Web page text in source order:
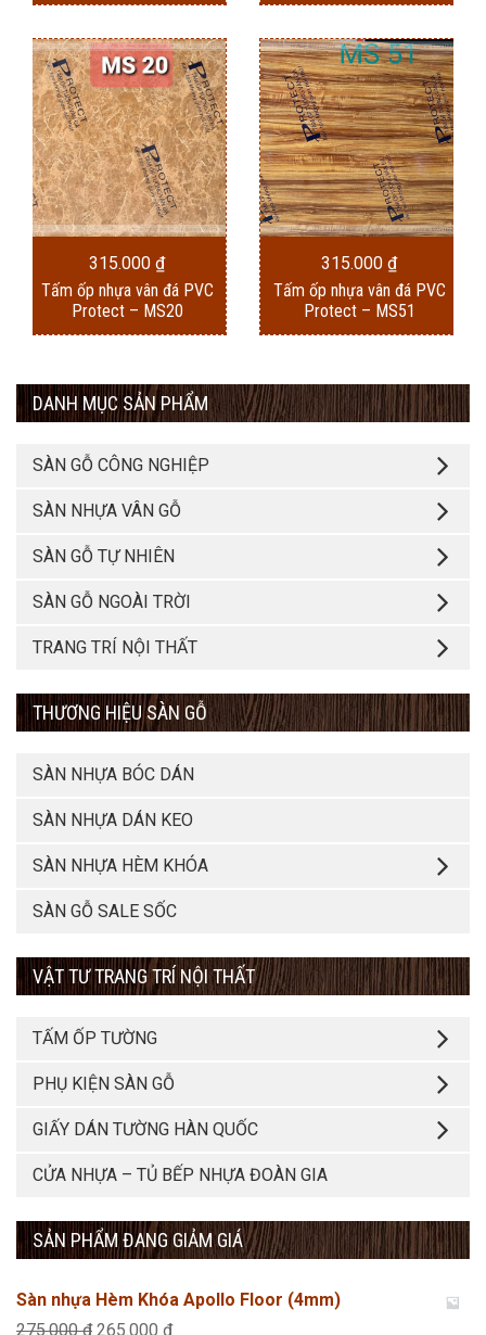
315.000 ₫
Tấm ốp nhựa vân đá PVC
Protect – MS20
315.000 ₫
Tấm ốp nhựa vân đá PVC
Protect – MS51
DANH MỤC SẢN PHẨM
SÀN GỖ CÔNG NGHIỆP
SÀN NHỰA VÂN GỖ
SÀN GỖ TỰ NHIÊN
SÀN GỖ NGOÀI TRỜI
TRANG TRÍ NỘI THẤT
THƯƠNG HIỆU SÀN GỖ
SÀN NHỰA BÓC DÁN
SÀN NHỰA DÁN KEO
SÀN NHỰA HÈM KHÓA
SÀN GỖ SALE SỐC
VẬT TƯ TRANG TRÍ NỘI THẤT
TẤM ỐP TƯỜNG
PHỤ KIỆN SÀN GỖ
GIẤY DÁN TƯỜNG HÀN QUỐC
CỬA NHỰA – TỦ BẾP NHỰA ĐOÀN GIA
SẢN PHẨM ĐANG GIẢM GIÁ
Sàn nhựa Hèm Khóa Apollo Floor (4mm)
275.000₫ Giá
265.000 ₫Giá